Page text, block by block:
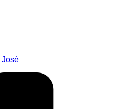
José